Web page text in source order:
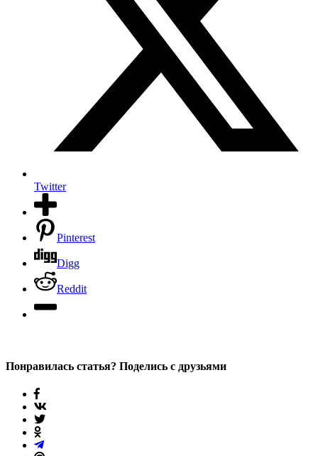
Twitter
Pinterest
Digg
Reddit
Понравилась статья? Поделись с друзьями